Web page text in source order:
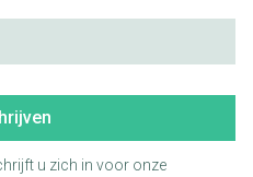
u zich in voor onze